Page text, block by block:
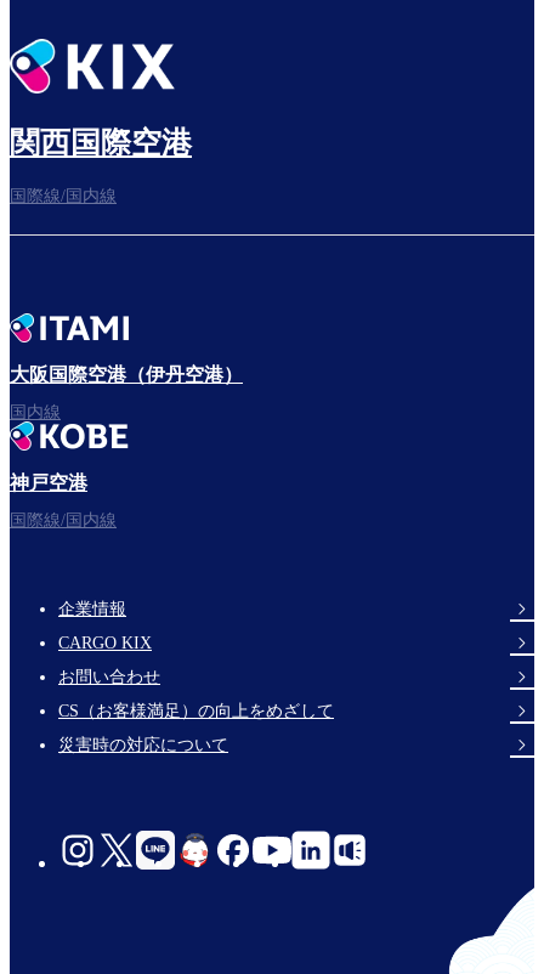
さぁ、出発！
フライトをお楽しみください。
関西国際空港
国際線/国内線
大阪国際空港（伊丹空港）
国内線
神戸空港
国際線/国内線
Footer
Links
企業情報
CARGO KIX
お問い合わせ
CS（お客様満足）の向上をめざして
災害時の対応について
social-